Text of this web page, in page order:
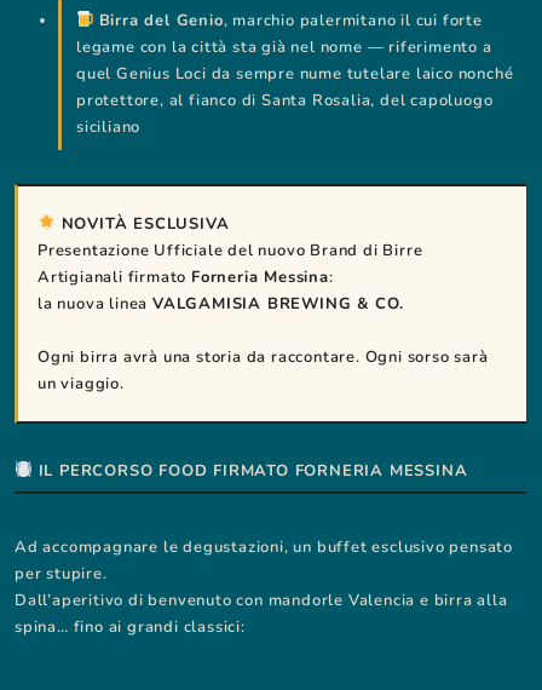
Birra del Genio, marchio palermitano il cui forte
legame con la città sta già nel nome — riferimento a
quel Genius Loci da sempre nume tutelare laico nonché
protettore, al fianco di Santa Rosalia, del capoluogo
siciliano
NOVITÀ ESCLUSIVA
Presentazione Ufficiale del nuovo Brand di Birre
Artigianali firmato Forneria Messina:
la nuova linea VALGAMISIA BREWING & CO.
Ogni birra avrà una storia da raccontare. Ogni sorso sarà
un viaggio.
IL PERCORSO FOOD FIRMATO FORNERIA MESSINA
Ad accompagnare le degustazioni, un buffet esclusivo pensato
per stupire.
Dall’aperitivo di benvenuto con mandorle Valencia e birra alla
spina… fino ai grandi classici: